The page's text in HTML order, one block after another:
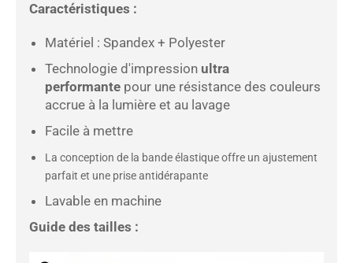
Caractéristiques :
Matériel : Spandex + Polyester
Technologie d'impression ultra
performante pour une résistance des couleurs
accrue à la lumière et au lavage
Facile à mettre
La conception de la bande élastique offre un ajustement
parfait et une prise antidérapante
Lavable en machine
Guide des tailles :